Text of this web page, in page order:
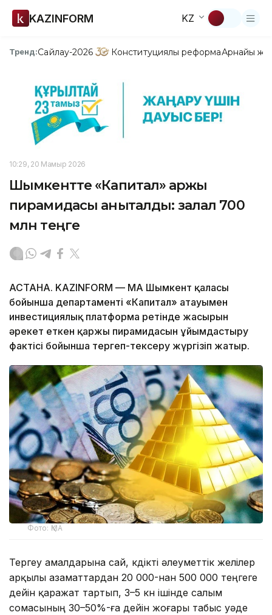
KAZINFORM KZ
Тренд:Сайлау-2026 Конституциялық реформаАрнайы
10:29, 20 Мамыр 2026
Шымкентте «Капитал» қаржы
пирамидасы анықталды: залал 700
млн теңге
АСТАНА. KAZINFORM — ҚМА Шымкент қаласы
бойынша департаменті «Капитал» атауымен
инвестициялық платформа ретінде жасырын
әрекет еткен қаржы пирамидасын ұйымдастыру
фактісі бойынша тергеп-тексеру жүргізіп жатыр.
Фото: ҚМА
Тергеу амалдарына сай, күдікті әлеуметтік желілер
арқылы азаматтардан 20 000-нан 500 000 теңгеге
дейін қаражат тартып, 3–5 күн ішінде салым
сомасының 30–50%-ға дейін жоғары табыс уәде